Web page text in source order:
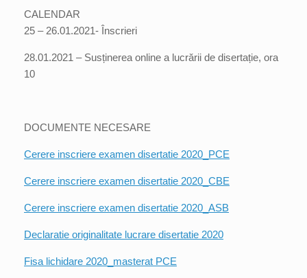
CALENDAR
25 – 26.01.2021- Înscrieri
28.01.2021 – Susținerea online a lucrării de disertație, ora
10
DOCUMENTE NECESARE
Cerere inscriere examen disertatie 2020_PCE
Cerere inscriere examen disertatie 2020_CBE
Cerere inscriere examen disertatie 2020_ASB
Declaratie originalitate lucrare disertatie 2020
Fisa lichidare 2020_masterat PCE